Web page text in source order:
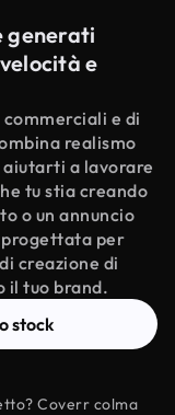
generati
e
e di
realismo
a lavorare
tu stia creando
o un annuncio
per
creazione di
il tuo brand.
stock
Coverr colma